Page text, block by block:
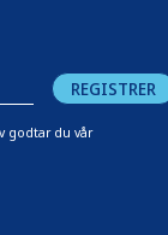
REGISTRER
godtar du vår